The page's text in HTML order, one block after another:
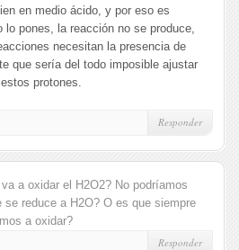
en medio ácido, y por eso es
lo pones, la reacción no se produce,
necesitan la presencia de
que sería del todo imposible ajustar
protones.
Responder
a oxidar el H2O2? No podríamos
se reduce a H2O? O es que siempre
a oxidar?
Responder